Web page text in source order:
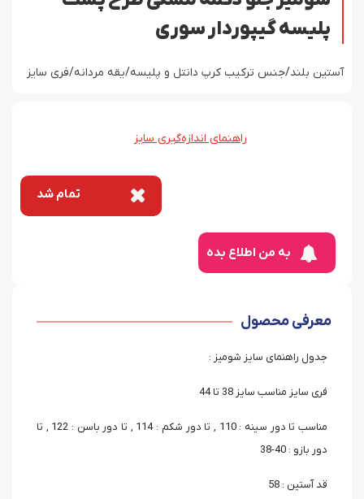
پلیسه گیپوردار سوری
آستین بلند/جنس ترکیب کرپ دانتل و پلیسه/یقه مردانه/فری سایز
راهنمای اندازه‌گیری سایز
تمام شد
به من اطلاع بده
معرفی محصول
جدول راهنمای سایز شومیز :
فری سایز مناسب سایز 38 تا 44
مناسب تا دور سینه : 110 , تا دور شکم : 114 , تا دور باسن : 122 , تا
دور بازو : 40-38
قد آستین : 58